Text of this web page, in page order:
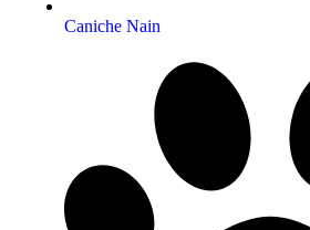
Caniche Nain